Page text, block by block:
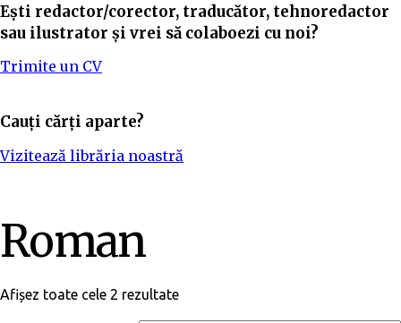
Ești redactor/corector, traducător, tehnoredactor
sau ilustrator și vrei să colaboezi cu noi?
Trimite un CV
Cauți cărți aparte?
Vizitează librăria noastră
Roman
Afișez toate cele 2 rezultate